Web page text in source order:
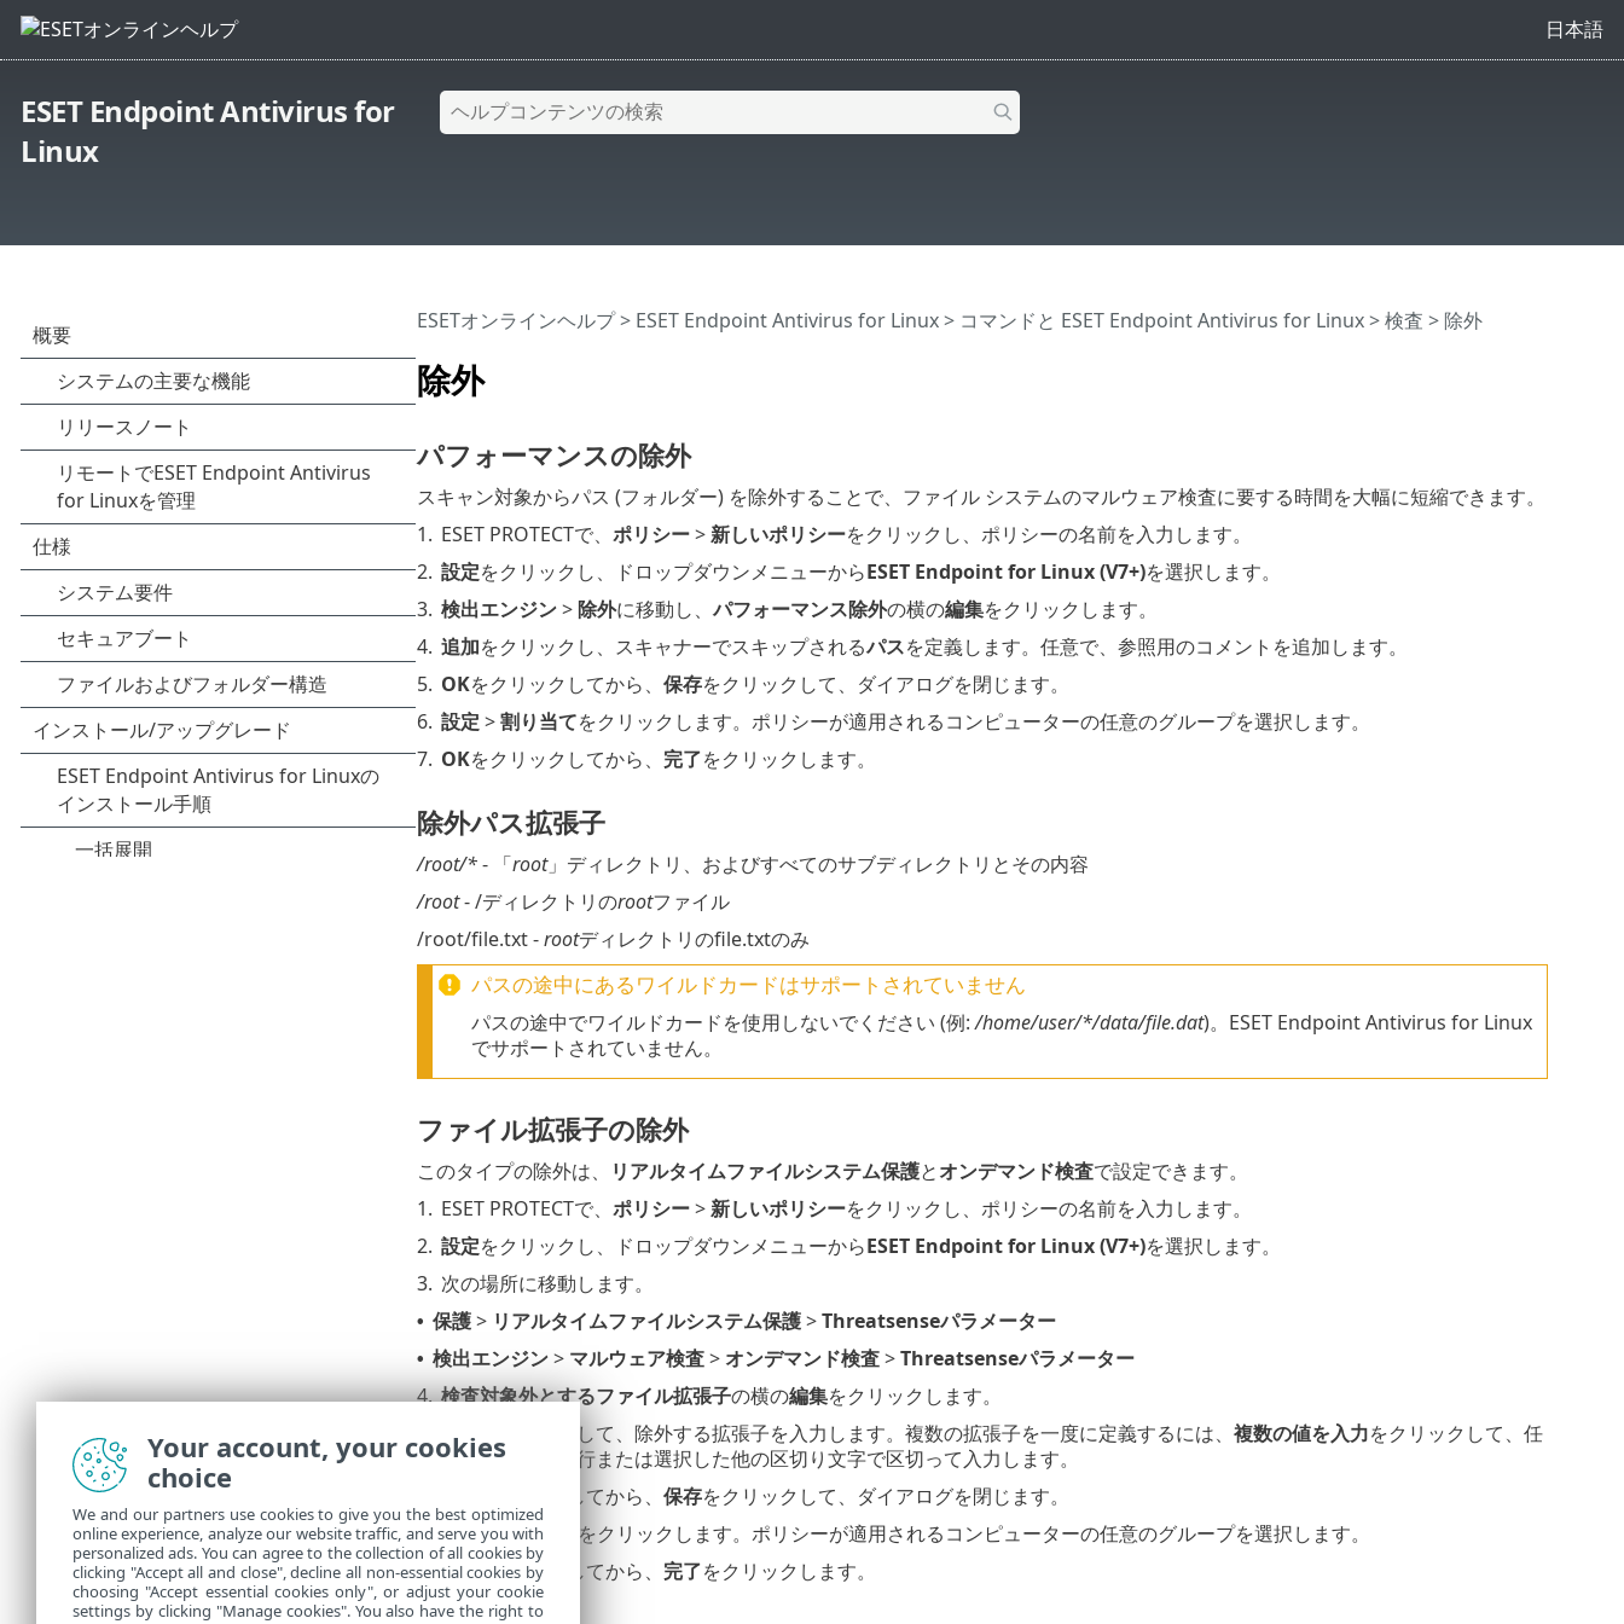
日本語
ESET Endpoint Antivirus for
Linux
除外
ESETオンラインヘルプ> ESET Endpoint Antivirus for Linux> コマンドと ESET Endpoint Antivirus for Linux>検査 > 除外
パフォーマンスの除外
スキャン対象からパス (フォルダー) を除外することで、ファイル システムのマルウェア検査に要する時間を大幅に短縮できます。
1. ESET PROTECTで、 ポリシー>新しいポリシーをクリックし、ポリシーの名前を入力します。
2. 設定をクリックし、ドロップダウンメニューからESET Endpoint for Linux (V7+)を選択します。
3. 検出エンジン>除外に移動し、 パフォーマンス除外の横の編集をクリックします。
4. 追加をクリックし、スキャナーでスキップされるパスを定義します。任意で、参照用のコメントを追加します。
5. OKをクリックしてから、 保存をクリックして、ダイアログを閉じます。
6. 設定 >割り当てをクリックします。ポリシーが適用されるコンピューターの任意のグループを選択します。
7. OKをクリックしてから、 完了をクリックします。
除外パス拡張子
/root/*- 「root」ディレクトリ、およびすべてのサブディレクトリとその内容
/root- /ディレクトリのrootファイル
/root/file.txt -rootディレクトリのfile.txtのみ
パスの途中にあるワイルドカードはサポートされていません
パスの途中でワイルドカードを使用しないでください (例:/home/user/*/data/file.dat)。ESET Endpoint Antivirus for Linux
でサポートされていません。
ファイル拡張子の除外
このタイプの除外は、 リアルタイムファイルシステム保護とオンデマンド検査で設定できます。
1. ESET PROTECTで、 ポリシー>新しいポリシーをクリックし、ポリシーの名前を入力します。
2. 設定をクリックし、ドロップダウンメニューからESET Endpoint for Linux (V7+)を選択します。
3. 次の場所に移動します。
• 保護> リアルタイムファイルシステム保護>Threatsenseパラメーター
• 検出エンジン> マルウェア検査> オンデマンド検査>Threatsenseパラメーター
4. 検査対象外とするファイル拡張子の横の編集をクリックします。
追加 をクリックして、除外する拡張子を入力します。複数の拡張子を一度に定義するには、 複数の値を入力をクリックして、任
意の拡張子を改行または選択した他の区切り文字で区切って入力します。
をクリックしてから、 保存をクリックして、ダイアログを閉じます。
7. 設定>割り当て
をクリックします。ポリシーが適用されるコンピューターの任意のグループを選択します。
8. OKをクリックしてから、 完了をクリックします。
Your account, your cookies
choice
We and our partners use cookies to give you the best optimized
online experience, analyze our website traffic, and serve you with
personalized ads. You can agree to the collection of all cookies by
clicking "Accept all and close", decline all non-essential cookies by
choosing "Accept essential cookies only", or adjust your cookie
settings by clicking "Manage cookies". You also have the right to